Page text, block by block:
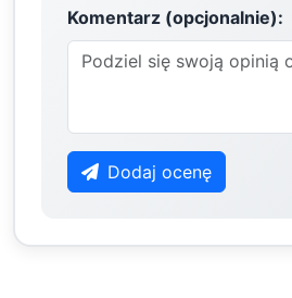
Komentarz (opcjonalnie):
Dodaj ocenę